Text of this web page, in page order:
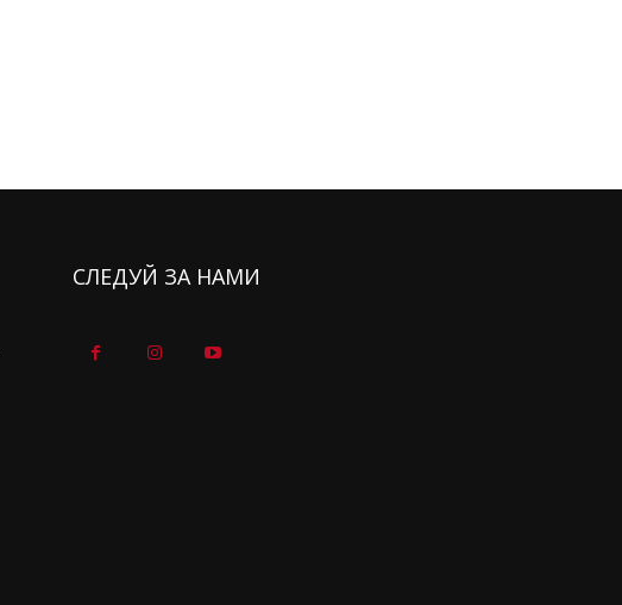
СЛЕДУЙ ЗА НАМИ